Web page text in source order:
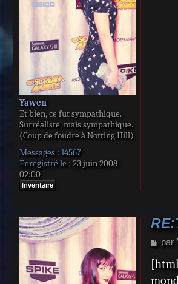
Yawen
Et bien, ce fut sympathique.
Surréaliste, mais sympathique.
(Coup de foudre à Notting Hill)
Messages : 14567
Enregistré le : 23 juin 2008
02:00
Inventaire
M
s
par